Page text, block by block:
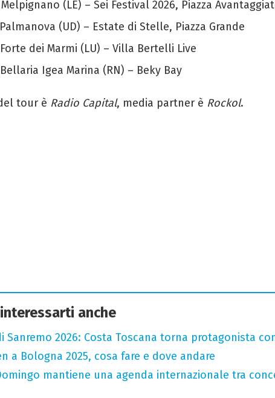
(LE) – Sei Festival 2026, Piazza
(UD) – Estate di Stelle, Piazza Grande
dei Marmi (LU) – Villa Bertelli Live
Igea Marina (RN) – Beky Bay
tour è Radio Capital, media partner è Rockol.
anche
Sanremo 2026: Costa Toscana torna protagonista
a Bologna 2025, cosa fare e dove andare
mantiene una agenda internazionale tra